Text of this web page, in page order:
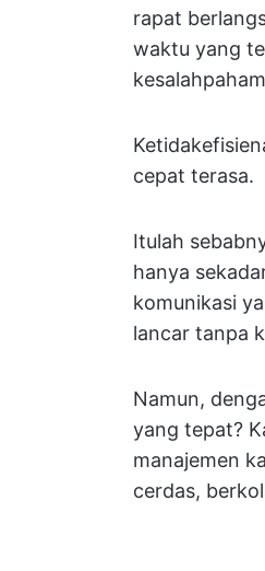
rapat
waktu yang
cepat terasa.
Itulah
hanya
komunikasi
lancar tanpa
Namun,
yang tepat?
manajemen
cerdas,